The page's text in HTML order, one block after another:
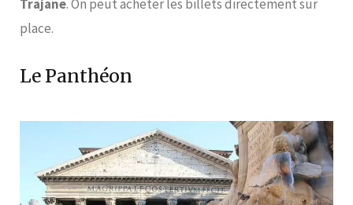
Trajane. On peut acheter les billets directement sur
place.
Le Panthéon